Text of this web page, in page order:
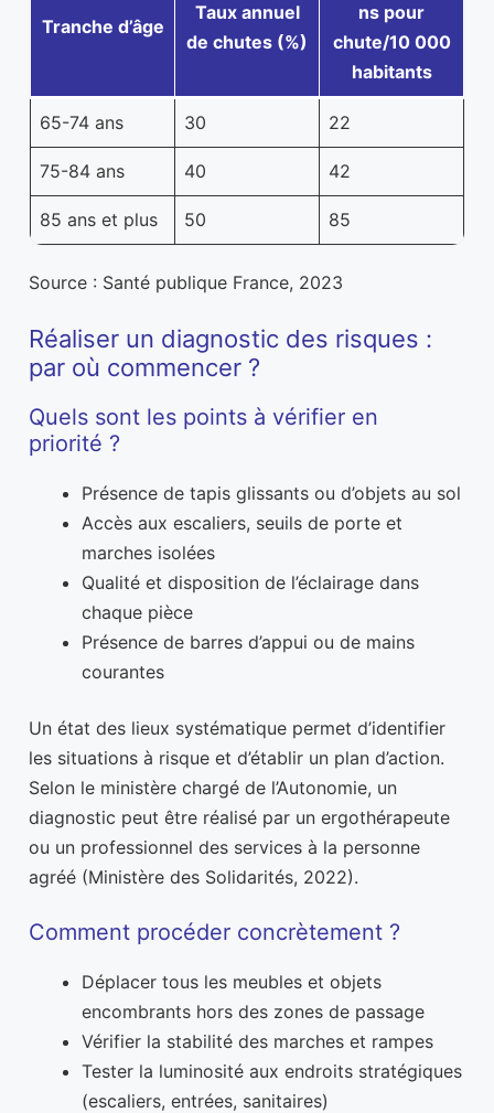
Tranche d’âge
Taux annuel
de chutes (%)
ns pour
chute/10 000
habitants
65-74 ans 30 22
75-84 ans 40 42
85 ans et plus 50 85
Source : Santé publique France, 2023
Réaliser un diagnostic des risques :
par où commencer ?
Quels sont les points à vérifier en
priorité ?
Présence de tapis glissants ou d’objets au sol
Accès aux escaliers, seuils de porte et
marches isolées
Qualité et disposition de l’éclairage dans
chaque pièce
Présence de barres d’appui ou de mains
courantes
Un état des lieux systématique permet d’identifier
les situations à risque et d’établir un plan d’action.
Selon le ministère chargé de l’Autonomie, un
diagnostic peut être réalisé par un ergothérapeute
ou un professionnel des services à la personne
agréé (Ministère des Solidarités, 2022).
Comment procéder concrètement ?
Déplacer tous les meubles et objets
encombrants hors des zones de passage
Vérifier la stabilité des marches et rampes
Tester la luminosité aux endroits stratégiques
(escaliers, entrées, sanitaires)